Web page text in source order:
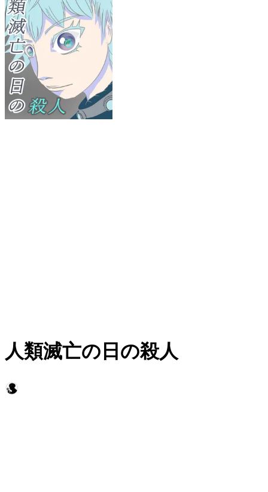
人類滅亡の日の殺人